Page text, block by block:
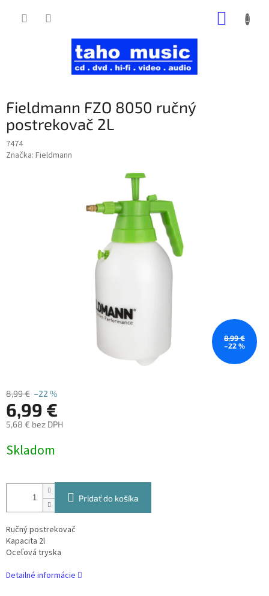
Fieldmann FZO 8050 ručný
postrekovač 2L
7474
Značka: Fieldmann
8,99 €
–22 %
8,99 € –22 %
6,99 €
5,68 € bez DPH
cena:
Skladom
Pridať do košíka
Ručný postrekovač
Kapacita 2l
Oceľová tryska
Detailné informácie